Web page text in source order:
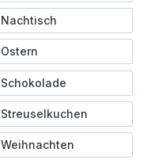
Nachtisch
Ostern
Schokolade
Streuselkuchen
Weihnachten